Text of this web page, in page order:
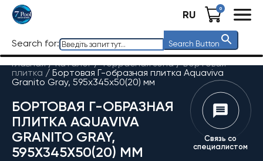
RU 0
Search for: Search Button
Главная / Каталог/Террасная зона/Бортовая
плитка / Бортовая Г-образная плитка Aquaviva
Granito Gray, 595x345x50(20) мм
БОРТОВАЯ Г-ОБРАЗНАЯ
ПЛИТКА AQUAVIVA
GRANITO GRAY,
595X345X50(20) ММ
Связь со
специалистом